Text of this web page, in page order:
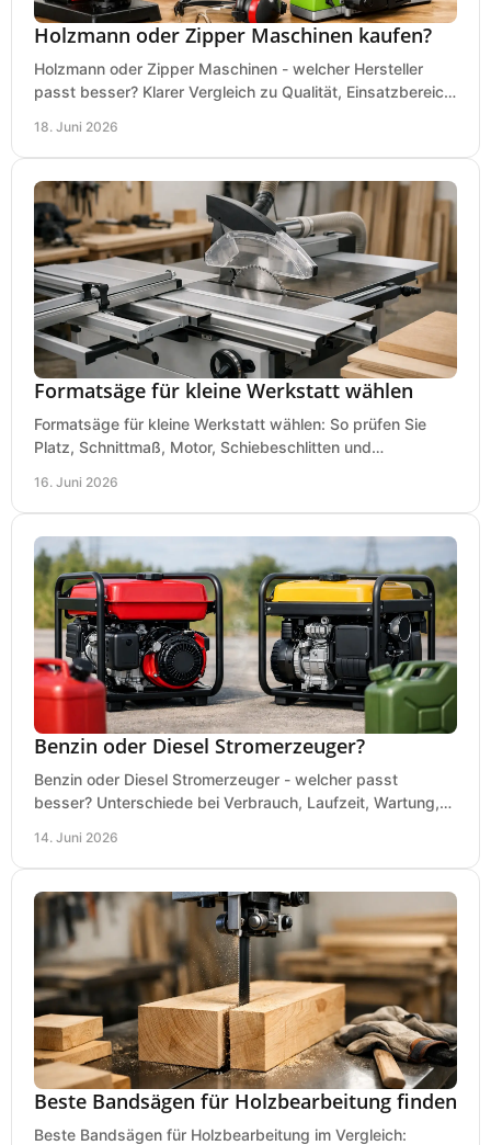
Holzmann oder Zipper Maschinen kaufen?
Holzmann oder Zipper Maschinen - welcher Hersteller
passt besser? Klarer Vergleich zu Qualität, Einsatzbereich,
18. Juni 2026
Formatsäge für kleine Werkstatt wählen
Formatsäge für kleine Werkstatt wählen: So prüfen Sie
Platz, Schnittmaß, Motor, Schiebeschlitten und
16. Juni 2026
Benzin oder Diesel Stromerzeuger?
Benzin oder Diesel Stromerzeuger - welcher passt
besser? Unterschiede bei Verbrauch, Laufzeit, Wartung,
14. Juni 2026
Beste Bandsägen für Holzbearbeitung finden
Beste Bandsägen für Holzbearbeitung im Vergleich: